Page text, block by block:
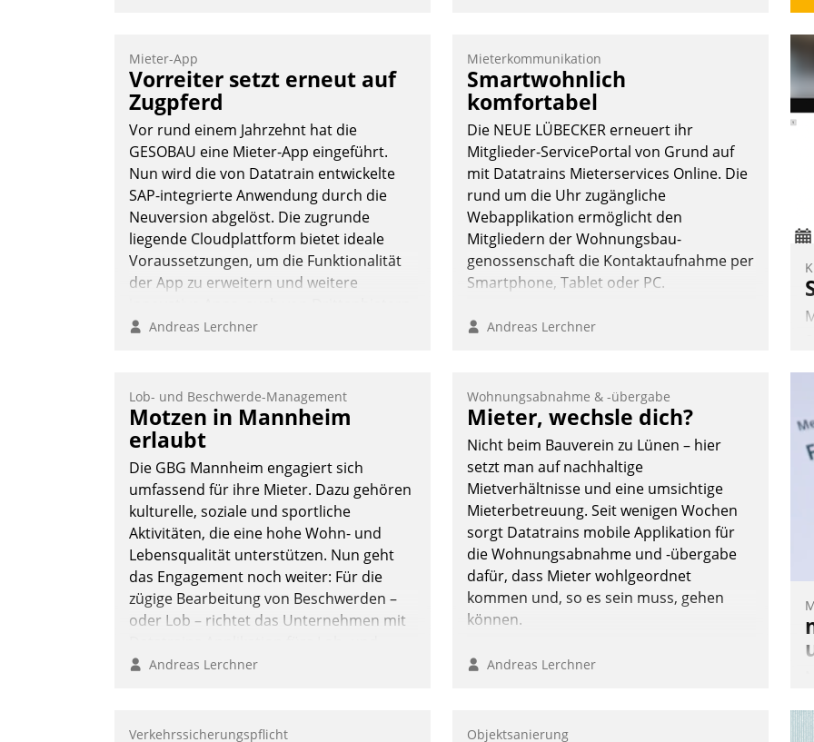
Allein mit der Einführung einer neuen
Software ist es nicht getan. Die
Digitalisierung erfordert von
Unternehmen die Bereitschaft, sich zu
überprüfen, zu hinterfragen und zu
verändern.
Mieter-App
Vorreiter setzt erneut auf
Zugpferd
Vor rund einem Jahrzehnt hat die
GESOBAU eine Mieter-App eingeführt.
Nun wird die von Datatrain entwickelte
SAP-integrierte Anwendung durch die
Neuversion abgelöst. Die zugrunde
liegende Cloudplattform bietet ideale
Voraussetzungen, um die Funktionalität
der App zu erweitern und weitere
in SAP zu integrieren.
Andreas Lerchner
Mieterkommunikation
Smartwohnlich
komfortabel
Die NEUE LÜBECKER erneuert ihr
Mitglieder-ServicePortal von Grund auf
mit Datatrains Mieterservices Online. Die
rund um die Uhr zugängliche
Webapplikation ermöglicht den
Mitgliedern der Wohnungs­bau­
genossenschaft die Kontaktaufnahme per
Smartphone, Tablet oder PC.
Andreas Lerchner
Lob- und Beschwerde-Management
Motzen in Mannheim
erlaubt
Die GBG Mannheim engagiert sich
umfassend für ihre Mieter. Dazu gehören
kulturelle, soziale und sportliche
Aktivitäten, die eine hohe Wohn- und
Lebensqualität unterstützen. Nun geht
das Engagement noch weiter: Für die
zügige Bearbeitung von Beschwerden –
oder Lob – richtet das Unternehmen mit
Beschwerde-Management einen eigenen
Andreas Lerchner
Wohnungsabnahme & -übergabe
Mieter, wechsle dich?
Nicht beim Bauverein zu Lünen – hier
setzt man auf nachhaltige
Mietverhältnisse und eine umsichtige
Mieterbetreuung. Seit wenigen Wochen
sorgt Datatrains mobile Applikation für
die Wohnungsabnahme und -übergabe
dafür, dass Mieter wohlgeordnet
kommen und, so es sein muss, gehen
können.
Andreas Lerchner
Verkehrssicherungspflicht Objektsanierung